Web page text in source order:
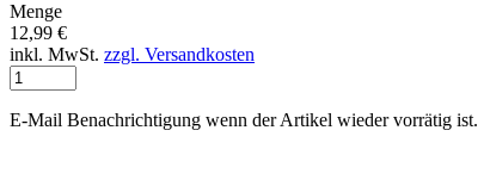
Menge
12,99 €
inkl. MwSt. zzgl. Versandkosten
E-Mail Benachrichtigung wenn der Artikel wieder vorrätig ist.